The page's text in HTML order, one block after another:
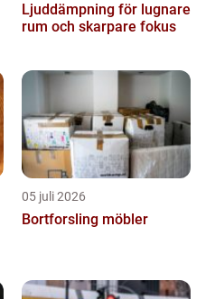
Ljuddämpning för lugnare
rum och skarpare fokus
05 juli 2026
Bortforsling möbler